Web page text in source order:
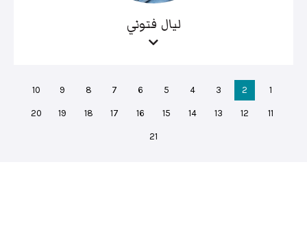
ليال فتوني
1
2
3
4
5
6
7
8
9
10
11
12
13
14
15
16
17
18
19
20
21